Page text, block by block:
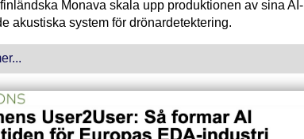
Monava skala upp produktionen av sina AI-
akustiska system för drönardetektering.